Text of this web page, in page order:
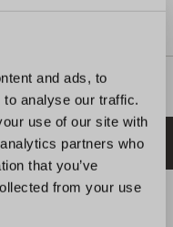
and ads, to
analyse our traffic.
use of our site with
partners who
that you’ve
from your use